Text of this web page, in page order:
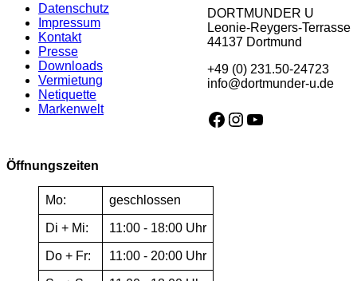
Datenschutz
Impressum
Kontakt
Presse
Downloads
Vermietung
Netiquette
Markenwelt
DORTMUNDER U
Leonie-Reygers-Terrasse
44137 Dortmund
+49 (0) 231.50-24723
info@dortmunder-u.de
Facebook
Instagram
YouTube
Öffnungszeiten
Mo: geschlossen
Di + Mi: 11:00 - 18:00 Uhr
Do + Fr: 11:00 - 20:00 Uhr